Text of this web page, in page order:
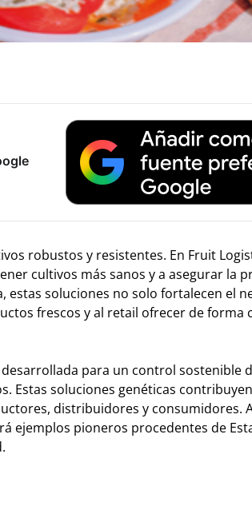
robustos y resistentes. En Fruit
cultivos más sanos y a asegurar la
estas soluciones no solo fortalecen el
frescos y al retail ofrecer de forma
para un control sostenible
Estas soluciones genéticas
distribuidores y consumidores.
ejemplos pioneros procedentes de